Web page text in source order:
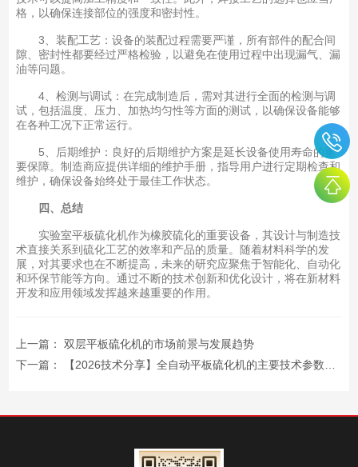
格，以确保连接部位的强度和密封性。
3、装配工艺：设备的装配过程需要严谨，所有部件的配合间
隙、密封性都要经过严格检验，以避免在使用过程中出现漏气、漏
油等问题。
4、检测与调试：在完成制造后，需对其进行全面的检测与调
试，包括温度、压力、加热均匀性等方面的测试，以确保设备能够
在各种工况下正常运行。
5、后期维护：良好的后期维护方案是延长设备使用寿命的重
要保障。制造商应提供详细的维护手册，指导用户进行定期检查和
维护，确保设备始终处于最佳工作状态。
四、总结
实验室平板硫化机作为橡胶硫化的重要设备，其设计与制造技
术直接关系到硫化工艺的效率和产品的质量。随着材料科学的发
展，对其要求也在不断提高，未来的研究应聚焦于智能化、自动化
和环保节能等方向。通过不断的技术创新和优化设计，将在新材料
开发和应用领域发挥越来越重要的作用。
上一篇： 双层平板硫化机的市场前景与发展趋势
下一篇：
【2026技术分享】全自动平板硫化机的主要技术参数及选型指南